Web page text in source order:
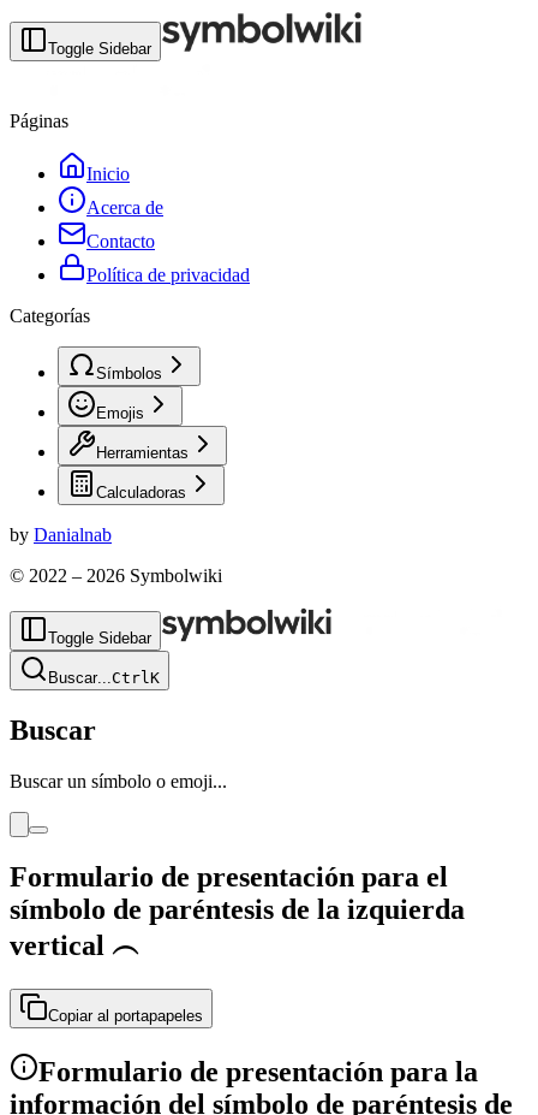
Toggle Sidebar
Páginas
Inicio
Acerca de
Contacto
Política de privacidad
Categorías
Símbolos
Emojis
Herramientas
Calculadoras
by Danialnab
© 2022 – 2026 Symbolwiki
Toggle Sidebar
Buscar...CtrlK
Buscar
Buscar un símbolo o emoji...
Formulario de presentación para el
símbolo de paréntesis de la izquierda
vertical ︵
Copiar al portapapeles
Formulario de presentación para la
información del símbolo de paréntesis de